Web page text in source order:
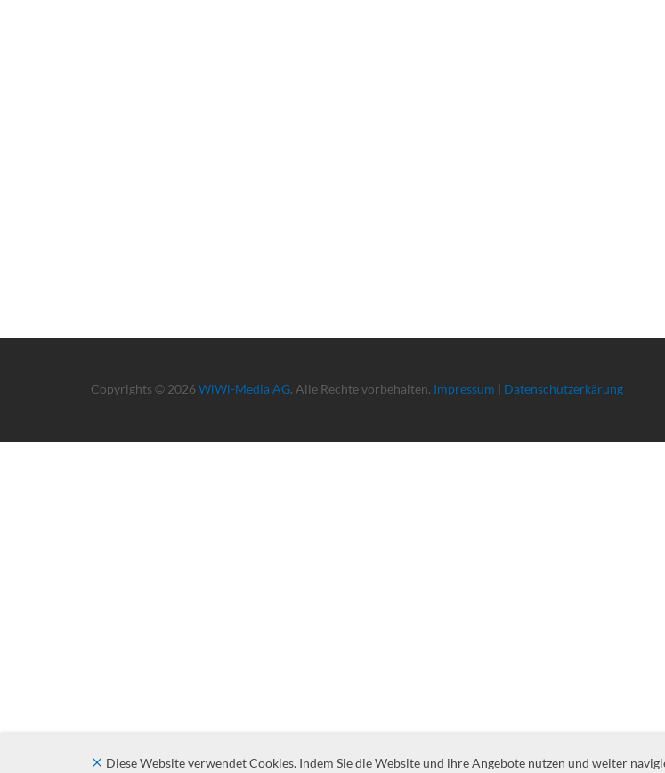
Copyrights © 2026 WiWi-Media AG. Alle Rechte vorbehalten. Impressum | Datenschutzerkärung
Diese Website verwendet Cookies. Indem Sie die Website und ihre Angebote nutzen und weiter